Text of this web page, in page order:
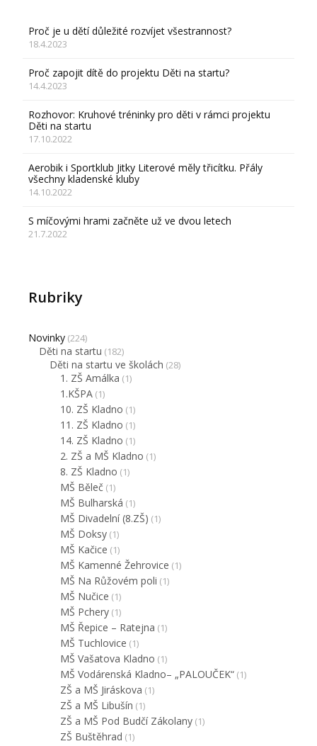
Proč je u dětí důležité rozvíjet všestrannost?
18.4.2023
Proč zapojit dítě do projektu Děti na startu?
14.4.2023
Rozhovor: Kruhové tréninky pro děti v rámci projektu
Děti na startu
17.10.2022
Aerobik i Sportklub Jitky Literové měly třicítku. Přály
všechny kladenské kluby
14.10.2022
S míčovými hrami začněte už ve dvou letech
21.7.2022
Rubriky
Novinky (224)
Děti na startu (182)
Děti na startu ve školách (28)
1. ZŠ Amálka (1)
1.KŠPA (1)
10. ZŠ Kladno (1)
11. ZŠ Kladno (1)
14. ZŠ Kladno (1)
2. ZŠ a MŠ Kladno (1)
8. ZŠ Kladno (1)
MŠ Běleč (1)
MŠ Bulharská (1)
MŠ Divadelní (8.ZŠ) (1)
MŠ Doksy (1)
MŠ Kačice (1)
MŠ Kamenné Žehrovice (1)
MŠ Na Růžovém poli (1)
MŠ Nučice (1)
MŠ Pchery (1)
MŠ Řepice – Ratejna (1)
MŠ Tuchlovice (1)
MŠ Vašatova Kladno (1)
MŠ Vodárenská Kladno– „PALOUČEK“ (1)
ZŠ a MŠ Jiráskova (1)
ZŠ a MŠ Libušín (1)
ZŠ a MŠ Pod Budčí Zákolany (1)
ZŠ Buštěhrad (1)